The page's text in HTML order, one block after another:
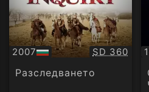
2007
БГ
аудио
Качество:
SD 360
Разследването